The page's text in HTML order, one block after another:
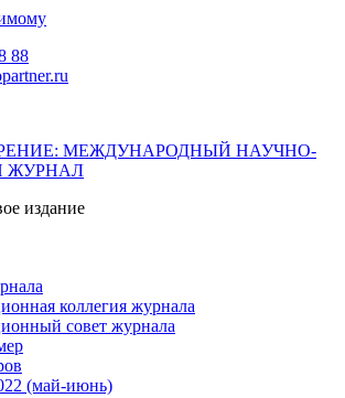
88
МЕЖДУНАРОДНЫЙ НАУЧНО-
ЖУРНАЛ
издание
коллегия журнала
совет журнала
(май-июнь)